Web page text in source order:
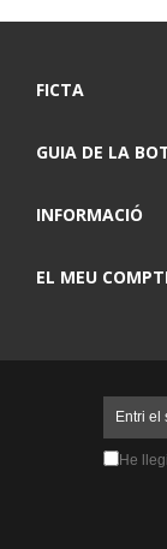
FICTA
GUIA DE LA
INFORMACIÓ
EL MEU
He